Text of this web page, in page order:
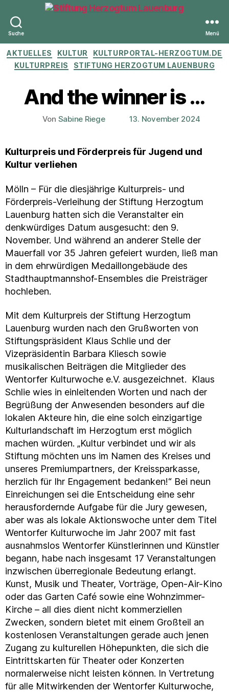
Suche
Stiftung
Herzogtum
Lauenburg
Menü
Kategorien
AKTUELLES KULTUR
KULTURPORTAL-HERZOGTUM.DE
KULTURPREIS
STIFTUNG HERZOGTUM LAUENBURG
And the winner is …
Beitragsautor
Von Sabine Riege Veröffentlichungsdatum
13. November 2024
Kulturpreis und Förderpreis für Jugend und
Kultur verliehen
Mölln – Für die diesjährige Kulturpreis- und
Förderpreis-Verleihung der Stiftung Herzogtum
Lauenburg hatten sich die Veranstalter ein
denkwürdiges Datum ausgesucht: den 9.
November. Und während an anderer Stelle der
Mauerfall vor 35 Jahren gefeiert wurden, ließ man
in dem ehrwürdigen Medaillongebäude des
Stadthauptmannshof-Ensembles die Preisträger
hochleben.
Mit dem Kulturpreis der Stiftung Herzogtum
Lauenburg wurden nach den Grußworten von
Stiftungspräsident Klaus Schlie und der
Vizepräsidentin Barbara Kliesch sowie
musikalischen Beiträgen die Mitglieder des
Wentorfer Kulturwoche e.V. ausgezeichnet. Klaus
Schlie wies in einleitenden Worten und nach der
Begrüßung der Anwesenden besonders auf die
lokalen Akteure hin, die eine solch einzigartige
Kulturlandschaft im Herzogtum erst möglich
machen würden. „Kultur verbindet und wir als
Stiftung möchten uns im Namen des Kreises und
unseres Premiumpartners, der Kreissparkasse,
herzlich für Ihr Engagement bedanken!“ Bei neun
Einreichungen sei die Entscheidung eine sehr
herausfordernde Aufgabe für die Jury gewesen,
aber was als lokale Aktionswoche unter dem Titel
Wentorfer Kulturwoche im Jahr 2007 mit fast
ausnahmslos Wentorfer Künstlerinnen und Künstler
begann, habe nach insgesamt 17 Veranstaltungen
inzwischen überregionale Bedeutung erlangt.
Kunst, Musik und Theater, Vorträge, Open-Air-Kino
oder das Garten Café sowie eine Wohnzimmer-
Kirche – all dies dient nicht kommerziellen
Zwecken, sondern bietet mit einem Großteil an
kostenlosen Veranstaltungen gerade auch jenen
Zugang zu kulturellen Höhepunkten, die sich die
Eintrittskarten für Theater oder Konzerten
normalerweise nicht leisten können. In Vertretung
für alle Mitwirkenden der Wentorfer Kulturwoche,